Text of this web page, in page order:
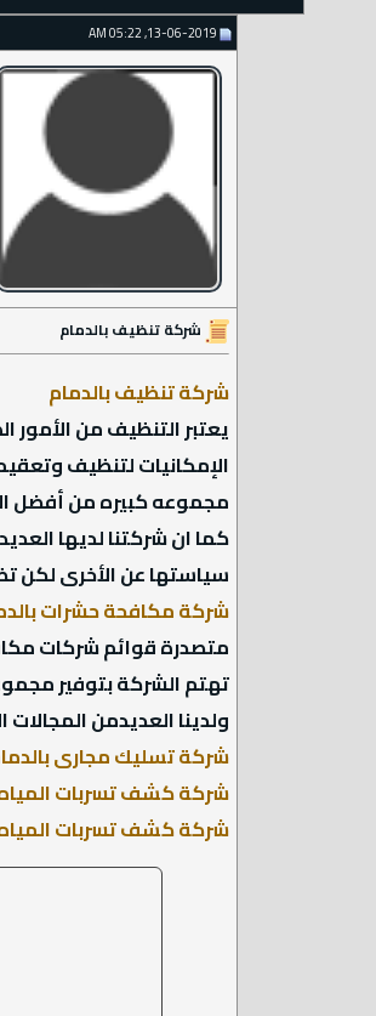
شركة تنظيف بالدمام
شركة تنظيف بالدمام
يعتبر التنظيف من
الإمكانيات لتنظيف
مجموعه كبيره من أفضل
كما ان شركتنا لديها
سياستها عن الأخرى لكن
شركة مكافحة حشرات
متصدرة قوائم شركات
تهتم الشركة بتوفير
ولدينا العديدمن المجالات
شركة تسليك مجارى
شركة كشف تسربات المياه
شركة كشف تسربات المياه